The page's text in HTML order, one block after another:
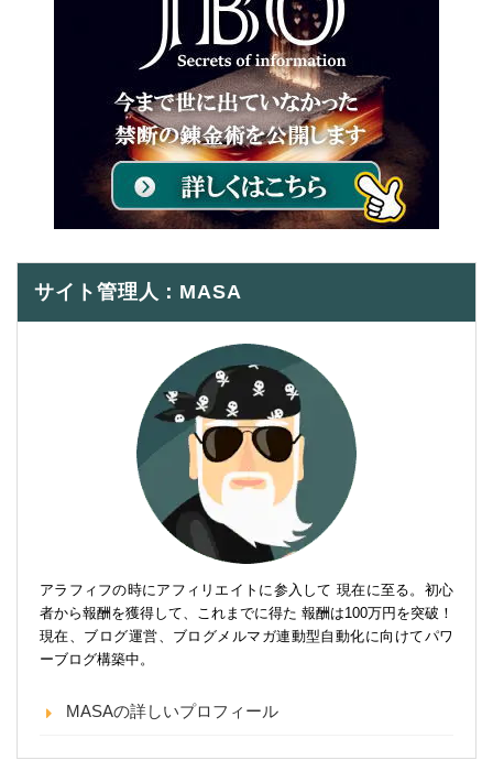
サイト管理人：MASA
アラフィフの時にアフィリエイトに参入して 現在に至る。初心
者から報酬を獲得して、これまでに得た 報酬は100万円を突破！
現在、ブログ運営、ブログメルマガ連動型自動化に向けてパワ
ーブログ構築中。
MASAの詳しいプロフィール